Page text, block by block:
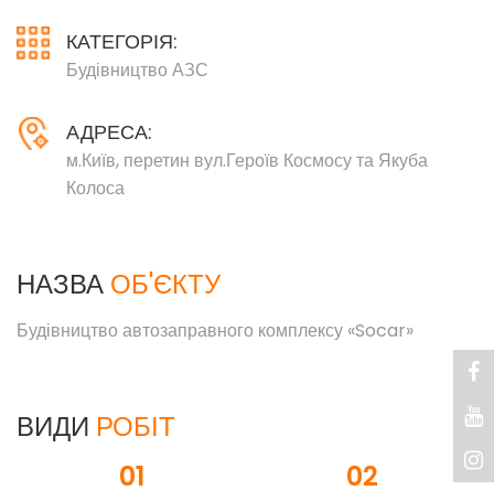
КАТЕГОРІЯ:
Будівництво АЗС
АДРЕСА:
м.Київ, перетин вул.Героїв Космосу та Якуба
Колоса
НАЗВА ОБ'ЄКТУ
Будівництво автозаправного комплексу «Socar»
ВИДИ РОБІТ
01
02